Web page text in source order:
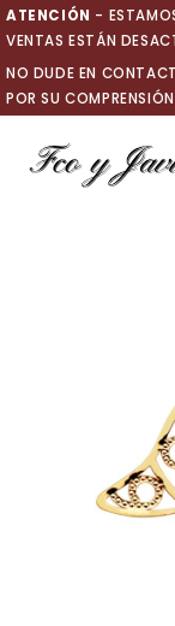
Ir
al
contenido
ATENCIÓN -
VENTAS ESTÁN
NO DUDE EN
POR SU